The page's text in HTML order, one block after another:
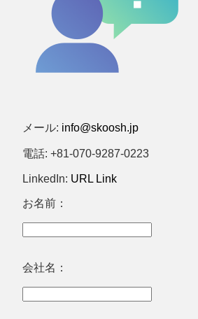
メール: info@skoosh.jp
電話: +81-070-9287-0223
LinkedIn: URL Link
お名前：
会社名：